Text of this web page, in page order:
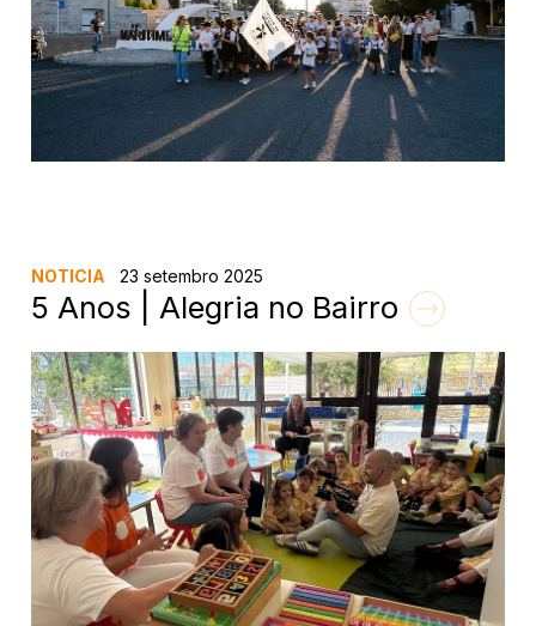
NOTICIA 23 setembro 2025
5 Anos | Alegria no Bairro